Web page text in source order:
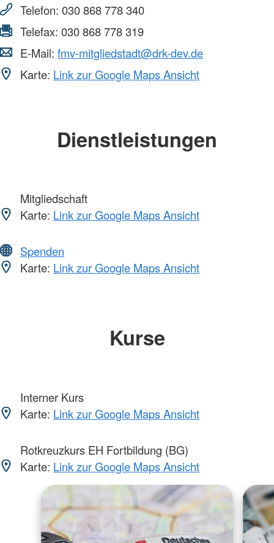
Telefon: 030 868 778 340
Telefax: 030 868 778 319
E-Mail: fmv-mitgliedstadt@drk-dev.de
Karte: Link zur Google Maps Ansicht
Dienstleistungen
Mitgliedschaft
Karte: Link zur Google Maps Ansicht
Spenden
Karte: Link zur Google Maps Ansicht
Kurse
Interner Kurs
Karte: Link zur Google Maps Ansicht
Rotkreuzkurs EH Fortbildung (BG)
Karte: Link zur Google Maps Ansicht